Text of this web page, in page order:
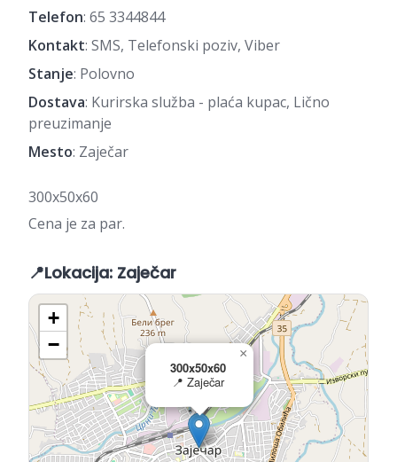
Telefon: 65 3344844
Kontakt: SMS, Telefonski poziv, Viber
Stanje: Polovno
Dostava: Kurirska služba - plaća kupac, Lično
preuzimanje
Mesto: Zaječar
300x50x60
Cena je za par.
📍Lokacija: Zaječar
300x50x60
📍 Zaječar
×
+
−